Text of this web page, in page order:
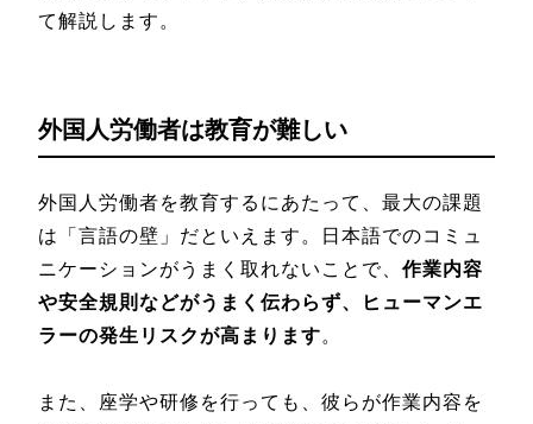
て解説します。
外国人労働者は教育が難しい
外国人労働者を教育するにあたって、最大の課題
は「言語の壁」だといえます。日本語でのコミュ
ニケーションがうまく取れないことで、 作業内容
や安全規則などがうまく伝わらず、ヒューマンエ
ラーの発生リスクが高まります。
また、座学や研修を行っても、彼らが作業内容を